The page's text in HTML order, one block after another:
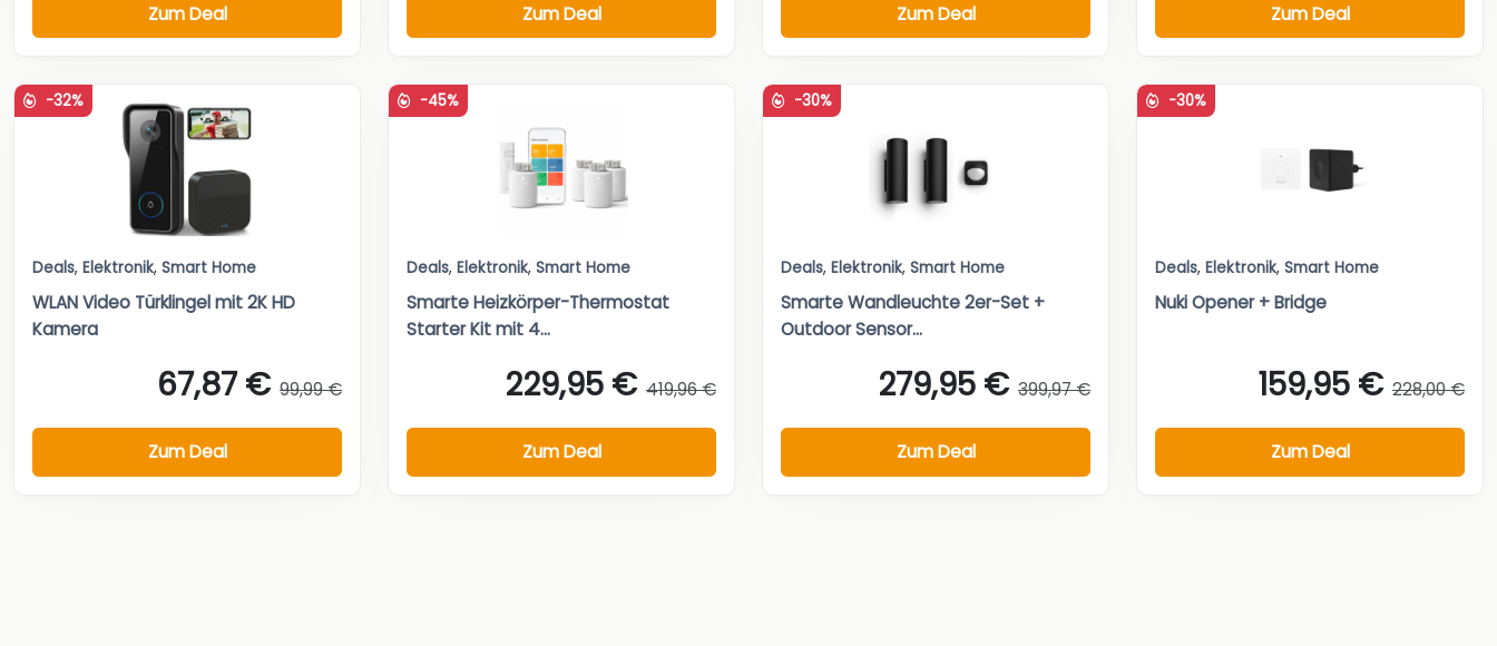
Zum Deal Zum Deal Zum Deal Zum Deal
-32%
Deals, Elektronik, Smart Home
WLAN Video Türklingel mit 2K HD
Kamera
67,87 € 99,99 €
Zum Deal
-45%
Deals, Elektronik, Smart Home
Smarte Heizkörper-Thermostat
Starter Kit mit 4...
229,95 € 419,96 €
Zum Deal
-30%
Deals, Elektronik, Smart Home
Smarte Wandleuchte 2er-Set +
Outdoor Sensor...
279,95 € 399,97 €
Zum Deal
-30%
Deals, Elektronik, Smart Home
Nuki Opener + Bridge
159,95 € 228,00 €
Zum Deal